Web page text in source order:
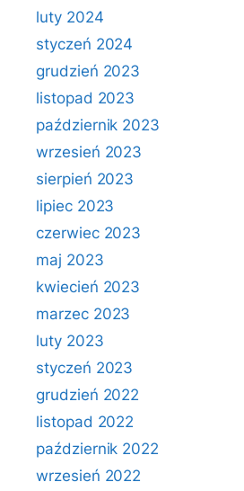
luty 2024
styczeń 2024
grudzień 2023
listopad 2023
październik 2023
wrzesień 2023
sierpień 2023
lipiec 2023
czerwiec 2023
maj 2023
kwiecień 2023
marzec 2023
luty 2023
styczeń 2023
grudzień 2022
listopad 2022
październik 2022
wrzesień 2022